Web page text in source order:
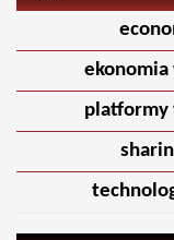
ekonomia
platformy